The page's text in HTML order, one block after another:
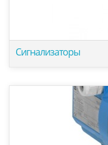
Сигнализаторы